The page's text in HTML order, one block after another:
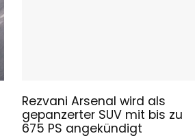
Rezvani Arsenal wird als
gepanzerter SUV mit bis zu
675 PS angekündigt